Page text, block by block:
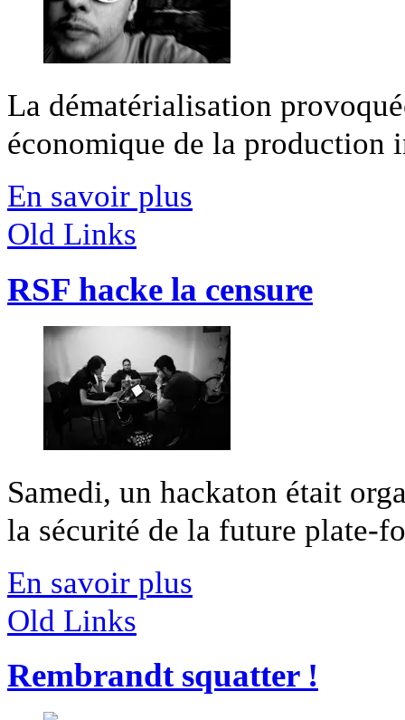
La dématérialisation
économique de la production
En savoir plus
Old Links
RSF hacke la censure
Samedi, un hackaton était
la sécurité de la future plate-
En savoir plus
Old Links
Rembrandt squatter !